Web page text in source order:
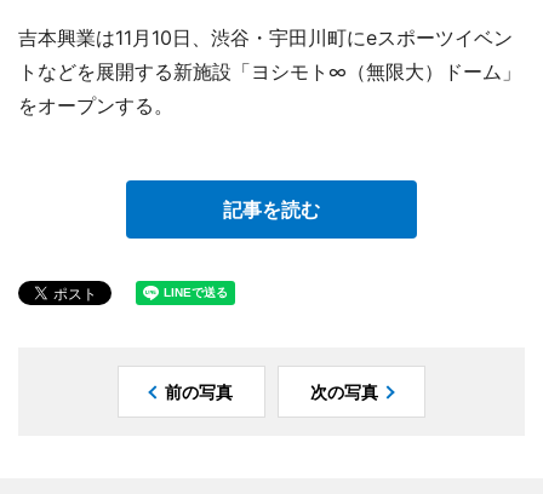
吉本興業は11月10日、渋谷・宇田川町にeスポーツイベン
トなどを展開する新施設「ヨシモト∞（無限大）ドーム」
をオープンする。
記事を読む
前の写真 次の写真